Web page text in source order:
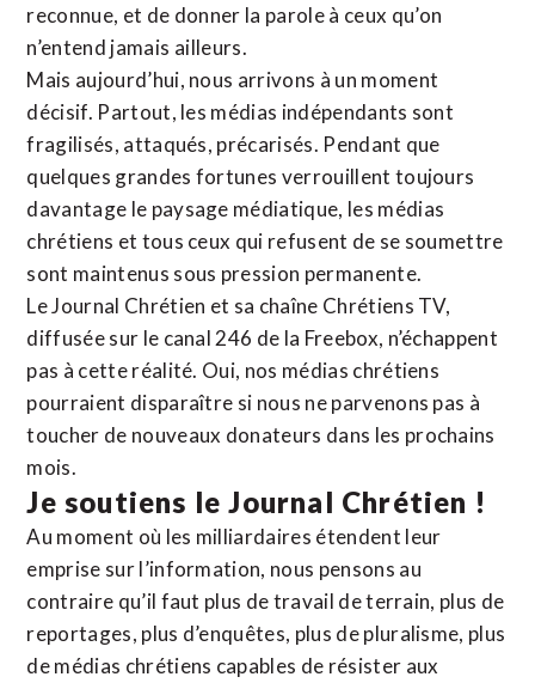
reconnue, et de donner la parole à ceux qu’on
n’entend jamais ailleurs.
Mais aujourd’hui, nous arrivons à un moment
décisif. Partout, les médias indépendants sont
fragilisés, attaqués, précarisés. Pendant que
quelques grandes fortunes verrouillent toujours
davantage le paysage médiatique, les médias
chrétiens et tous ceux qui refusent de se soumettre
sont maintenus sous pression permanente.
Le Journal Chrétien et sa chaîne Chrétiens TV,
diffusée sur le canal 246 de la Freebox, n’échappent
pas à cette réalité. Oui, nos médias chrétiens
pourraient disparaître si nous ne parvenons pas à
toucher de nouveaux donateurs dans les prochains
mois.
Je soutiens le Journal Chrétien !
Au moment où les milliardaires étendent leur
emprise sur l’information, nous pensons au
contraire qu’il faut plus de travail de terrain, plus de
reportages, plus d’enquêtes, plus de pluralisme, plus
de médias chrétiens capables de résister aux